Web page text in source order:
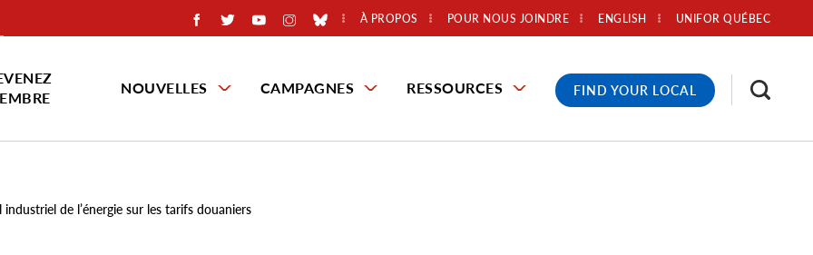
À PROPOS POUR NOUS JOINDRE UNIFOR QUÉBEC
ENGLISH
NOUVELLES CAMPAGNES RESSOURCES FIND YOUR LOCAL
de l’énergie sur les tarifs douaniers